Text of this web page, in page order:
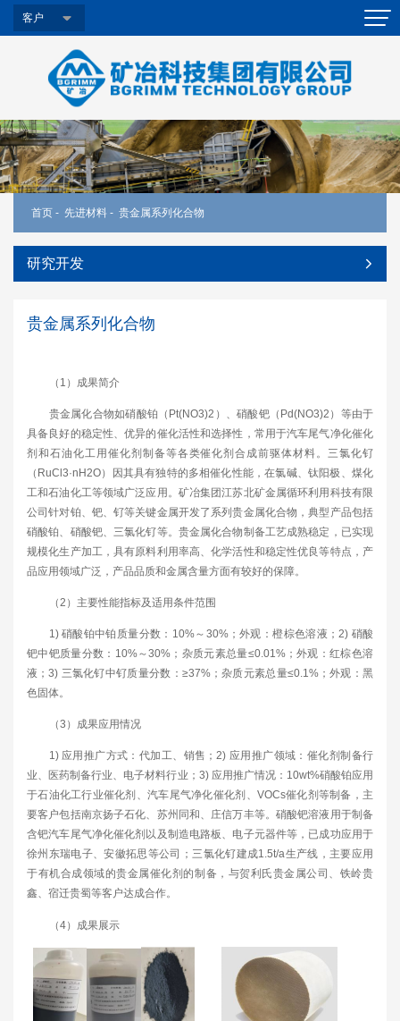
客户
首页 - 先进材料 - 贵金属系列化合物
研究开发
贵金属系列化合物
（1）成果简介
贵金属化合物如硝酸铂（Pt(NO3)2）、硝酸钯（Pd(NO3)2）等由于
具备良好的稳定性、优异的催化活性和选择性，常用于汽车尾气净化催化
剂和石油化工用催化剂制备等各类催化剂合成前驱体材料。三氯化钌
（RuCl3·nH2O）因其具有独特的多相催化性能，在氯碱、钛阳极、煤化
工和石油化工等领域广泛应用。矿冶集团江苏北矿金属循环利用科技有限
公司针对铂、钯、钌等关键金属开发了系列贵金属化合物，典型产品包括
硝酸铂、硝酸钯、三氯化钌等。贵金属化合物制备工艺成熟稳定，已实现
规模化生产加工，具有原料利用率高、化学活性和稳定性优良等特点，产
品应用领域广泛，产品品质和金属含量方面有较好的保障。
（2）主要性能指标及适用条件范围
1) 硝酸铂中铂质量分数：10%～30%；外观：橙棕色溶液；2) 硝酸
钯中钯质量分数：10%～30%；杂质元素总量≤0.01%；外观：红棕色溶
液；3) 三氯化钌中钌质量分数：≥37%；杂质元素总量≤0.1%；外观：黑
色固体。
（3）成果应用情况
1) 应用推广方式：代加工、销售；2) 应用推广领域：催化剂制备行
业、医药制备行业、电子材料行业；3) 应用推广情况：10wt%硝酸铂应用
于石油化工行业催化剂、汽车尾气净化催化剂、VOCs催化剂等制备，主
要客户包括南京扬子石化、苏州同和、庄信万丰等。硝酸钯溶液用于制备
含钯汽车尾气净化催化剂以及制造电路板、电子元器件等，已成功应用于
徐州东瑞电子、安徽拓思等公司；三氯化钌建成1.5t/a生产线，主要应用
于有机合成领域的贵金属催化剂的制备，与贺利氏贵金属公司、铁岭贵
鑫、宿迁贵蜀等客户达成合作。
（4）成果展示